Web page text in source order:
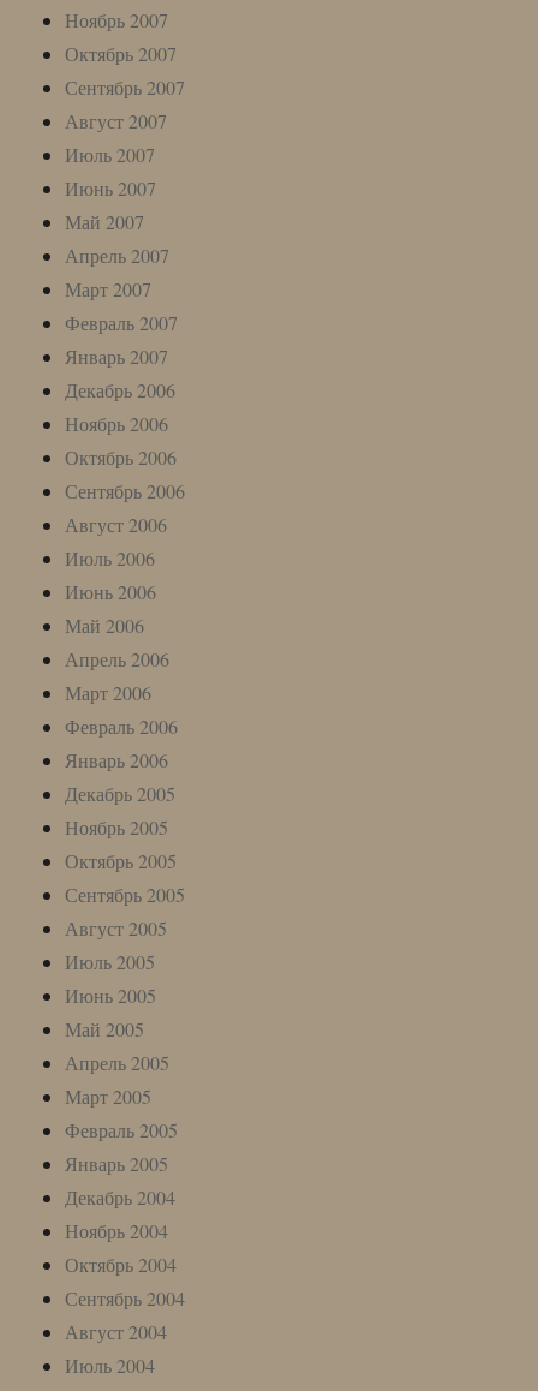
Ноябрь 2007
Октябрь 2007
Сентябрь 2007
Август 2007
Июль 2007
Июнь 2007
Май 2007
Апрель 2007
Март 2007
Февраль 2007
Январь 2007
Декабрь 2006
Ноябрь 2006
Октябрь 2006
Сентябрь 2006
Август 2006
Июль 2006
Июнь 2006
Май 2006
Апрель 2006
Март 2006
Февраль 2006
Январь 2006
Декабрь 2005
Ноябрь 2005
Октябрь 2005
Сентябрь 2005
Август 2005
Июль 2005
Июнь 2005
Май 2005
Апрель 2005
Март 2005
Февраль 2005
Январь 2005
Декабрь 2004
Ноябрь 2004
Октябрь 2004
Сентябрь 2004
Август 2004
Июль 2004